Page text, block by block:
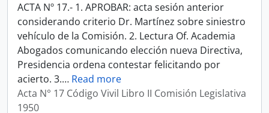
ACTA Nº 17.- 1. APROBAR: acta sesión anterior
considerando criterio Dr. Martínez sobre siniestro
vehículo de la Comisión. 2. Lectura Of. Academia
Abogados comunicando elección nueva Directiva,
Presidencia ordena contestar felicitando por
acierto. 3.… Read more
Acta N° 17 Código Vivil Libro II Comisión Legislativa
1950